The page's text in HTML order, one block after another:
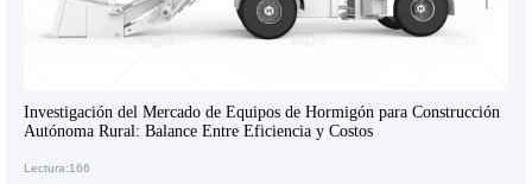
Investigación del Mercado de Equipos de Hormigón para Construcción
Autónoma Rural: Balance Entre Eficiencia y Costos
Lectura:166